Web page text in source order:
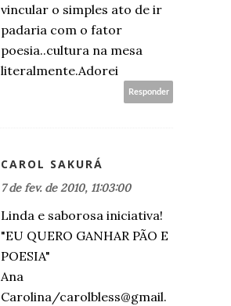
vincular o simples ato de ir
padaria com o fator
poesia..cultura na mesa
literalmente.Adorei
Responder
CAROL SAKURÁ
7 de fev. de 2010, 11:03:00
Linda e saborosa iniciativa!
"EU QUERO GANHAR PÃO E
POESIA"
Ana
Carolina/carolbless@gmail.